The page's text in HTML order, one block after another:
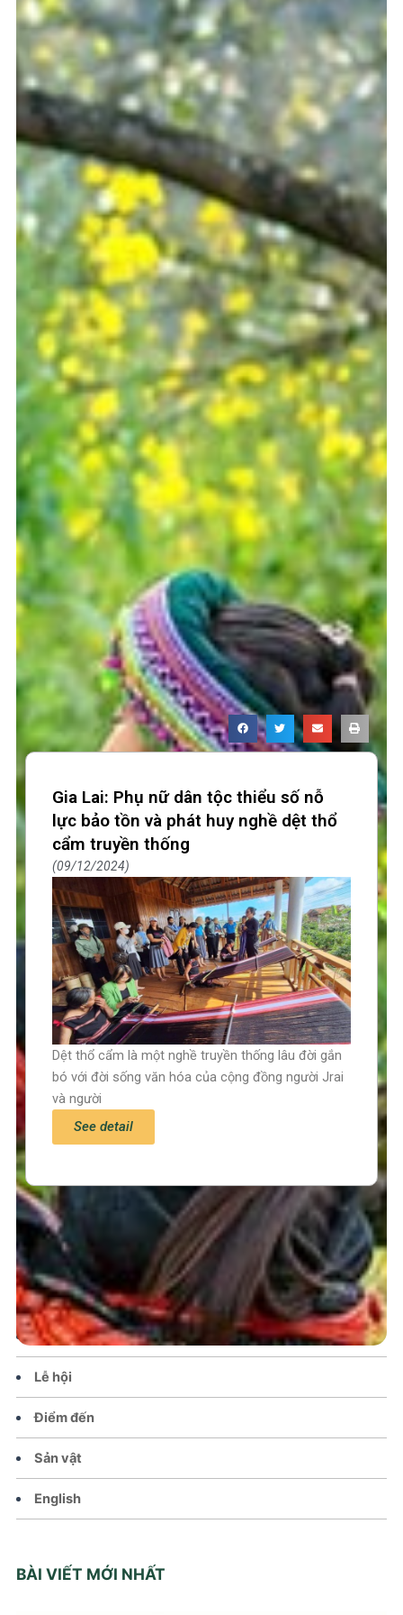
Trang chủ
Tin tức – Sự kiện
Chính sách
Văn hoá – Đời sống
Lễ hội
Điểm đến
Sản vật
English
BÀI VIẾT MỚI NHẤT
Gia Lai: Phụ nữ dân tộc thiểu số nỗ
lực bảo tồn và phát huy nghề dệt thổ
cẩm truyền thống
09/12/2024
Dệt thổ cẩm là một nghề truyền thống lâu đời gắn
bó với đời sống văn hóa của cộng đồng người Jrai
và người
See detail